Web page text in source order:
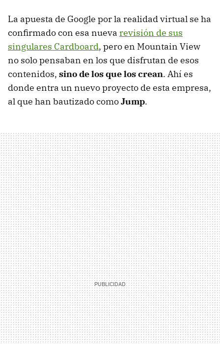
La apuesta de Google por la realidad virtual se ha
confirmado con esa nueva revisión de sus
singulares Cardboard, pero en Mountain View
no solo pensaban en los que disfrutan de esos
contenidos, sino de los que los crean. Ahí es
donde entra un nuevo proyecto de esta empresa,
al que han bautizado comoJump.